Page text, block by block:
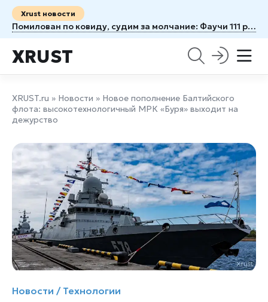
Xrust новости
Помилован по ковиду, судим за молчание: Фаучи 111 раз спрятался за Пятую поправку
XRUST
XRUST.ru » Новости » Новое пополнение Балтийского
флота: высокотехнологичный МРК «Буря» выходит на
дежурство
Новости / Технологии